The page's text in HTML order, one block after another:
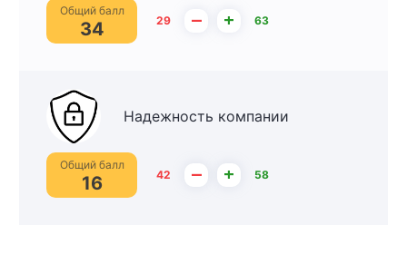
Общий балл
34 29 – + 63
Надежность компании
Общий балл
16 42 – + 58